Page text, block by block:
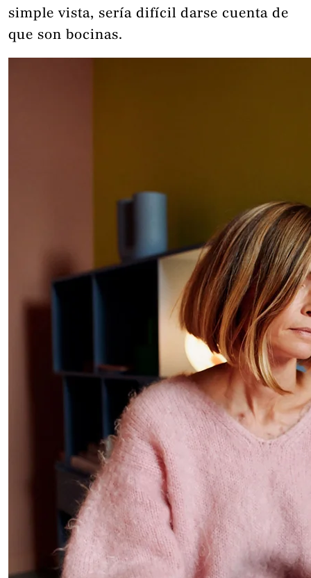
simple vista, sería difícil darse cuenta de
que son bocinas.